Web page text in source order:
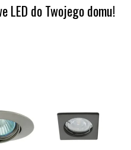
LED do Twojego domu!